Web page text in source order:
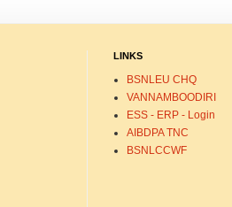
LINKS
BSNLEU CHQ
VANNAMBOODIRI
ESS - ERP - Login
AIBDPA TNC
BSNLCCWF